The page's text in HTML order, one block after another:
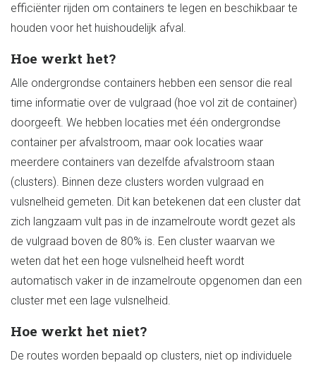
efficiënter rijden om containers te legen en beschikbaar te
houden voor het huishoudelijk afval.
Hoe werkt het?
Alle ondergrondse containers hebben een sensor die real
time informatie over de vulgraad (hoe vol zit de container)
doorgeeft. We hebben locaties met één ondergrondse
container per afvalstroom, maar ook locaties waar
meerdere containers van dezelfde afvalstroom staan
(clusters). Binnen deze clusters worden vulgraad en
vulsnelheid gemeten. Dit kan betekenen dat een cluster dat
zich langzaam vult pas in de inzamelroute wordt gezet als
de vulgraad boven de 80% is. Een cluster waarvan we
weten dat het een hoge vulsnelheid heeft wordt
automatisch vaker in de inzamelroute opgenomen dan een
cluster met een lage vulsnelheid.
Hoe werkt het niet?
De routes worden bepaald op clusters, niet op individuele